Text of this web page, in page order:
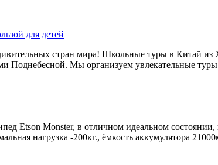
для детей
стран мира! Школьные туры в Китай из
Поднебесной. Мы организуем увлекательные
Etson Monster, в отличном идеальном
нагрузка -200кг., ёмкость аккумулятора